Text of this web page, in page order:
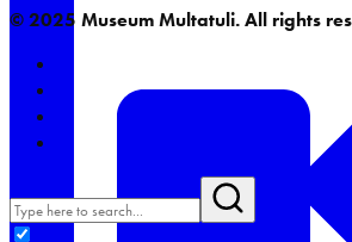
© 2025 Museum Multatuli. All rights